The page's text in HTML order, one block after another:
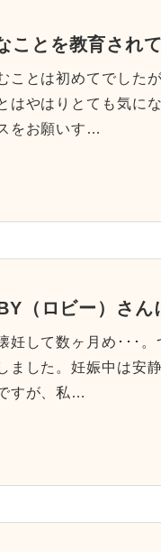
ことを教育され
ことは初めてでした
はやはりとても気に
をお願いす…
（ロビー）さん
妊して数ヶ月め･･･
ました。妊娠中は安
すが、私…